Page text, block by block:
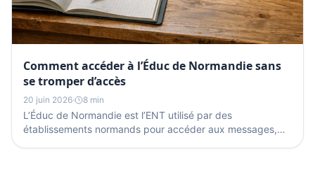
Comment accéder à l’Éduc de Normandie sans
se tromper d’accès
20 juin 2026· 8 min
L’Éduc de Normandie est l’ENT utilisé par des
établissements normands pour accéder aux messages,